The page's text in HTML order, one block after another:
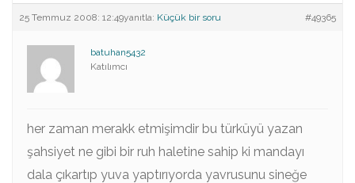
25 Temmuz 2008: 12:49yanıtla: Küçük bir soru #49365
batuhan5432
Katılımcı
her zaman merakk etmişimdir bu türküyü yazan
şahsiyet ne gibi bir ruh haletine sahip ki mandayı
dala çıkartıp yuva yaptırıyorda yavrusunu sineğe